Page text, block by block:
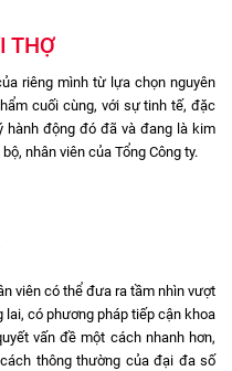
THỢ
riêng mình từ lựa chọn nguyên
cuối cùng, với sự tinh tế, đặc
hành động đó đã và đang là kim
nhân viên của Tổng Công ty.
viên có thể đưa ra tầm nhìn vượt
có phương pháp tiếp cận khoa
vấn đề một cách nhanh hơn,
thông thường của đại đa số